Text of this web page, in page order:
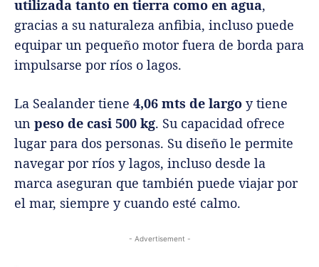
utilizada tanto en tierra como en agua,
gracias a su naturaleza anfibia, incluso puede
equipar un pequeño motor fuera de borda para
impulsarse por ríos o lagos.
La Sealander tiene 4,06 mts de largo y tiene
un peso de casi 500 kg. Su capacidad ofrece
lugar para dos personas. Su diseño le permite
navegar por ríos y lagos, incluso desde la
marca aseguran que también puede viajar por
el mar, siempre y cuando esté calmo.
- Advertisement -